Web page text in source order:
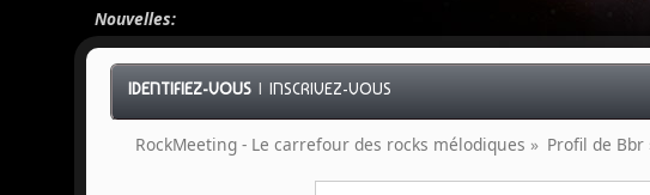
Nouvelles:
IDENTIFIEZ-VOUS |INSCRIVEZ-VOUS
RockMeeting - Le carrefour des rocks mélodiques » Profil de Bbr